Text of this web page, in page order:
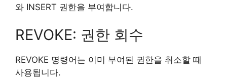
와 INSERT 권한을 부여합니다.
REVOKE: 권한 회수
REVOKE 명령어는 이미 부여된 권한을 취소할 때
사용됩니다.